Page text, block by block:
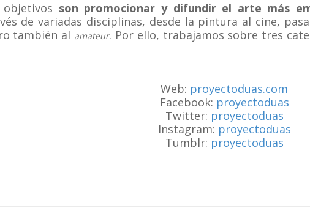
son promocionar y difundir el arte más
de variadas disciplinas, desde la pintura al cine,
también al amateur. Por ello, trabajamos sobre tres
Web: proyectoduas.com
Facebook: proyectoduas
Twitter: proyectoduas
Instagram: proyectoduas
Tumblr: proyectoduas